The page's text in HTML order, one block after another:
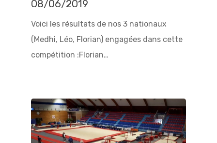
08/06/2019
Voici les résultats de nos 3 nationaux
(Medhi, Léo, Florian) engagées dans cette
compétition :Florian…